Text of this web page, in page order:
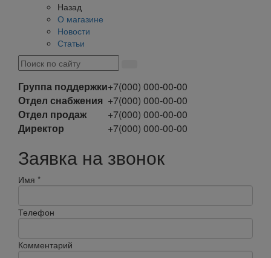
Назад
О магазине
Новости
Статьи
Группа поддержки+7(000) 000-00-00
Отдел снабжения +7(000) 000-00-00
Отдел продаж
+7(000) 000-00-00
Директор
+7(000) 000-00-00
Заявка на звонок
Имя *
Телефон
Комментарий